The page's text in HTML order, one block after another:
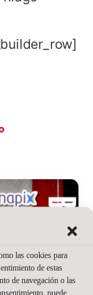
las cookies para
de estas
de navegación o las
puede